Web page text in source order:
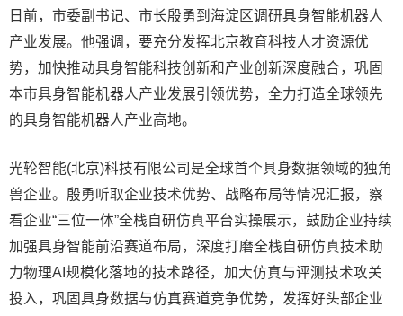
日前，市委副书记、市长殷勇到海淀区调研具身智能机器人
产业发展。他强调，要充分发挥北京教育科技人才资源优
势，加快推动具身智能科技创新和产业创新深度融合，巩固
本市具身智能机器人产业发展引领优势，全力打造全球领先
的具身智能机器人产业高地。
光轮智能(北京)科技有限公司是全球首个具身数据领域的独角
兽企业。殷勇听取企业技术优势、战略布局等情况汇报，察
看企业“三位一体”全栈自研仿真平台实操展示，鼓励企业持续
加强具身智能前沿赛道布局，深度打磨全栈自研仿真技术助
力物理AI规模化落地的技术路径，加大仿真与评测技术攻关
投入，巩固具身数据与仿真赛道竞争优势，发挥好头部企业